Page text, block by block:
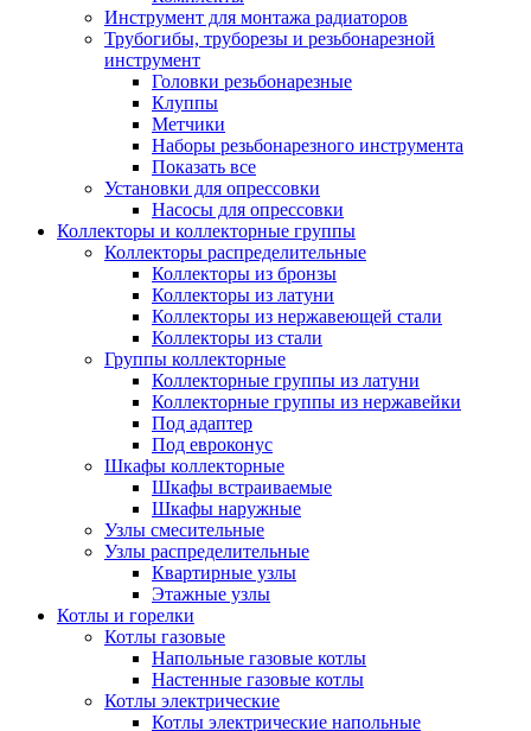
Инструмент для монтажа радиаторов
Трубогибы, труборезы и резьбонарезной
инструмент
Головки резьбонарезные
Клуппы
Метчики
Наборы резьбонарезного инструмента
Показать все
Установки для опрессовки
Насосы для опрессовки
Коллекторы и коллекторные группы
Коллекторы распределительные
Коллекторы из бронзы
Коллекторы из латуни
Коллекторы из нержавеющей стали
Коллекторы из стали
Группы коллекторные
Коллекторные группы из латуни
Коллекторные группы из нержавейки
Под адаптер
Под евроконус
Шкафы коллекторные
Шкафы встраиваемые
Шкафы наружные
Узлы смесительные
Узлы распределительные
Квартирные узлы
Этажные узлы
Котлы и горелки
Котлы газовые
Напольные газовые котлы
Настенные газовые котлы
Котлы электрические
Котлы электрические напольные